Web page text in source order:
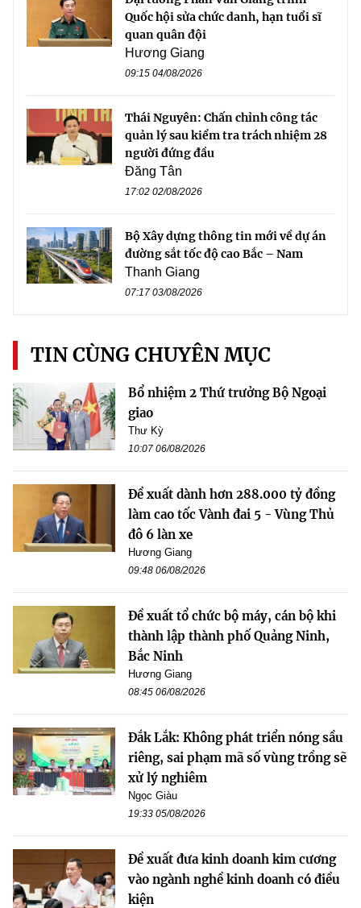
Quốc hội sửa chức danh, hạn tuổi sĩ
quan quân đội
Hương Giang
09:15 04/08/2026
Thái Nguyên: Chấn chỉnh công tác
quản lý sau kiểm tra trách nhiệm 28
người đứng đầu
Đăng Tân
17:02 02/08/2026
Bộ Xây dựng thông tin mới về dự án
đường sắt tốc độ cao Bắc – Nam
Thanh Giang
07:17 03/08/2026
TIN CÙNG CHUYÊN MỤC
Bổ nhiệm 2 Thứ trưởng Bộ Ngoại
giao
Thư Kỳ
10:07 06/08/2026
Đề xuất dành hơn 288.000 tỷ đồng
làm cao tốc Vành đai 5 - Vùng Thủ
đô 6 làn xe
Hương Giang
09:48 06/08/2026
Đề xuất tổ chức bộ máy, cán bộ khi
thành lập thành phố Quảng Ninh,
Bắc Ninh
Hương Giang
08:45 06/08/2026
Đắk Lắk: Không phát triển nóng sầu
riêng, sai phạm mã số vùng trồng sẽ
xử lý nghiêm
Ngọc Giàu
19:33 05/08/2026
Đề xuất đưa kinh doanh kim cương
vào ngành nghề kinh doanh có điều
kiện